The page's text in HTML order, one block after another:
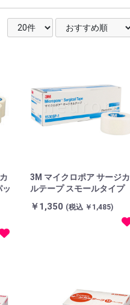
ッ
3M マイクロポア サージカ
ルテープ スモールタイプ
￥1,350 (税込 ￥1,485)